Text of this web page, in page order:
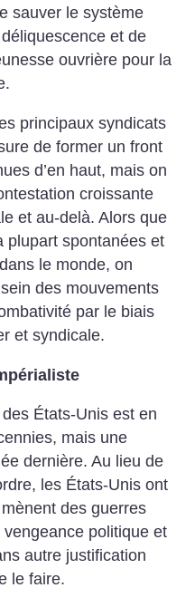
sauver le système
et de
ouvrière pour la
principaux syndicats
de former un front
d’en haut, mais on
croissante
et au-delà. Alors que
plupart spontanées et
le monde, on
des mouvements
par le biais
et syndicale.
États-Unis est en
mais une
dernière. Au lieu de
les États-Unis ont
des guerres
vengeance politique et
autre justification
le faire.